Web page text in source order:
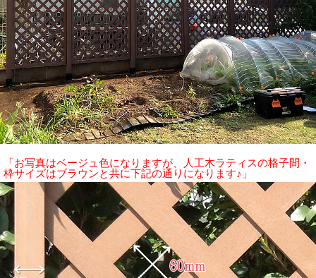
「お写真はベージュ色になりますが、人工木ラティスの格子間・
枠サイズはブラウンと共に下記の通りになります♪」